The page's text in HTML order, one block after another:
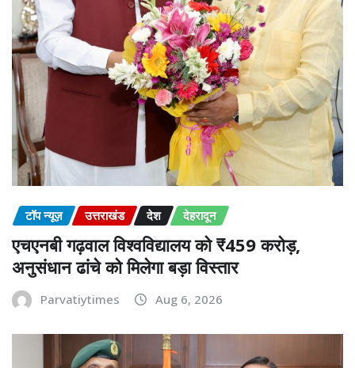
टॉप न्यूज़ उत्तराखंड देश देहरादून
एचएनबी गढ़वाल विश्वविद्यालय को ₹459 करोड़,
अनुसंधान ढांचे को मिलेगा बड़ा विस्तार
Parvatiytimes Aug 6, 2026